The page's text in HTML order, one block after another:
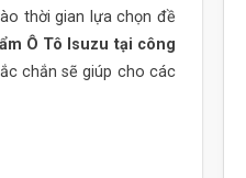
thời gian lựa chọn đề
Ô Tô Isuzu tại công
chắn sẽ giúp cho các